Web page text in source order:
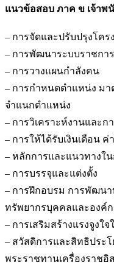
แนวข้อสอบ ภาค ข เจ้าพ
– การจัดและปรับปรุงโค
– การพัฒนาระบบราชกา
– การวางแผนกำลังคน
– การกำหนดตำแหน่ง ม
จำแนกตำแหน่ง
– การวิเคราะห์งานและ
– การให้ได้รับเงินเดือน ค่
– หลักการและแนวทางใ
– การบรรจุและแต่งตั้ง
– การฝึกอบรม การพัฒน
ทรัพยากรบุคคลและองค์ก
– การเสริมสร้างแรงจูงใ
– สวัสดิการและสิทธิประ
พระราชทานเครื่องราช